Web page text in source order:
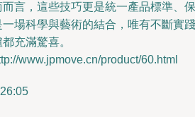
言，這些技巧更是統一產品標準、保
場科學與藝術的結合，唯有不斷實踐
充滿驚喜。
www.jpmove.cn/product/60.html